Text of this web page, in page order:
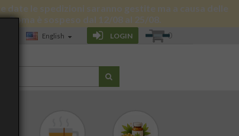
le spedizioni saranno gestite ma a causa delle
è sospeso dal 12/08 al 25/08.
English LOGIN 0